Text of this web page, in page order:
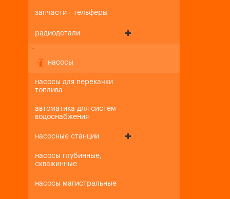
запчасти - тельферы
радиодетали
+-
насосы
насосы для перекачки
топлива
автоматика для систем
водоснабжения
насосные станции
насосы глубинные,
скважинные
насосы магистральные